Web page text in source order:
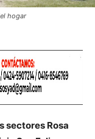
hogar
sectores Rosa